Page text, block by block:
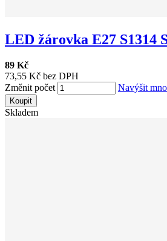
LED žárovka E27 S1314
89 Kč
73,55 Kč bez DPH
Změnit počet
Navýšit
Koupit
Skladem